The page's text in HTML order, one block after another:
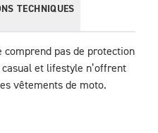
TECHNIQUES
comprend pas de protection
et lifestyle n’offrent
vêtements de moto.